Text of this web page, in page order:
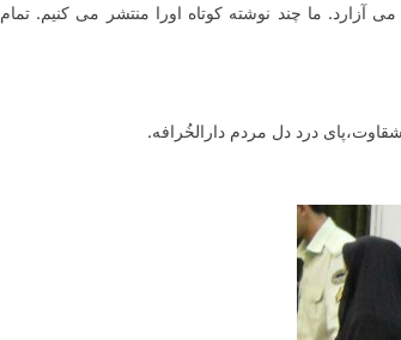
آزارد. ما چند نوشته کوتاه اورا منتشر می کنیم. تمام
درد دل مردم دارالخُرافه.